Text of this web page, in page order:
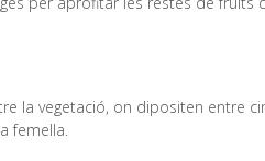
la vegetació, on dipositen entre
femella.